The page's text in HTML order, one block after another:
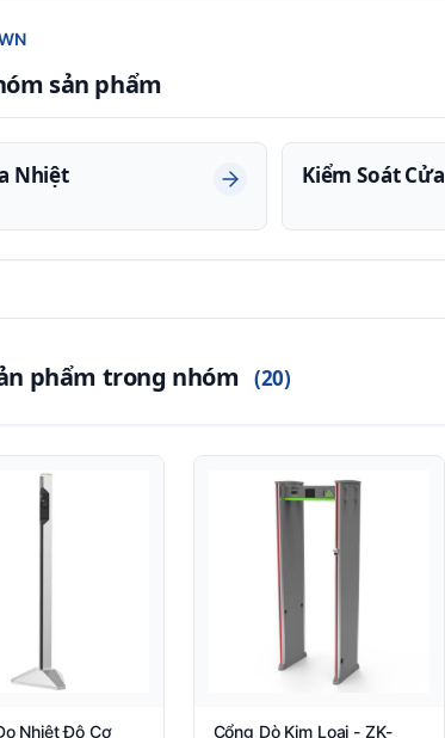
sản phẩm
Nhiệt Kiểm Soát Cửa
phẩm trong nhóm (20)
Nhiệt Độ Cơ
Cổng Dò Kim Loại - ZK-